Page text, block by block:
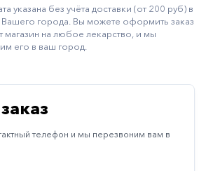
указана без учёта доставки (от 200 руб) в
города. Вы можете оформить заказ
магазин на любое лекарство, и мы
его в ваш город.
телефон и мы перезвоним вам в